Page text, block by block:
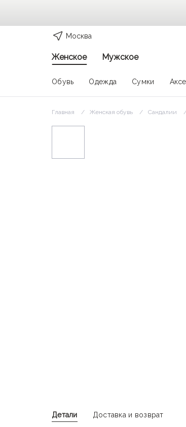
Главная Женская обувь Сандалии
Детали Доставка и возврат
Москва
Женское Мужское
Обувь Одежда Сумки